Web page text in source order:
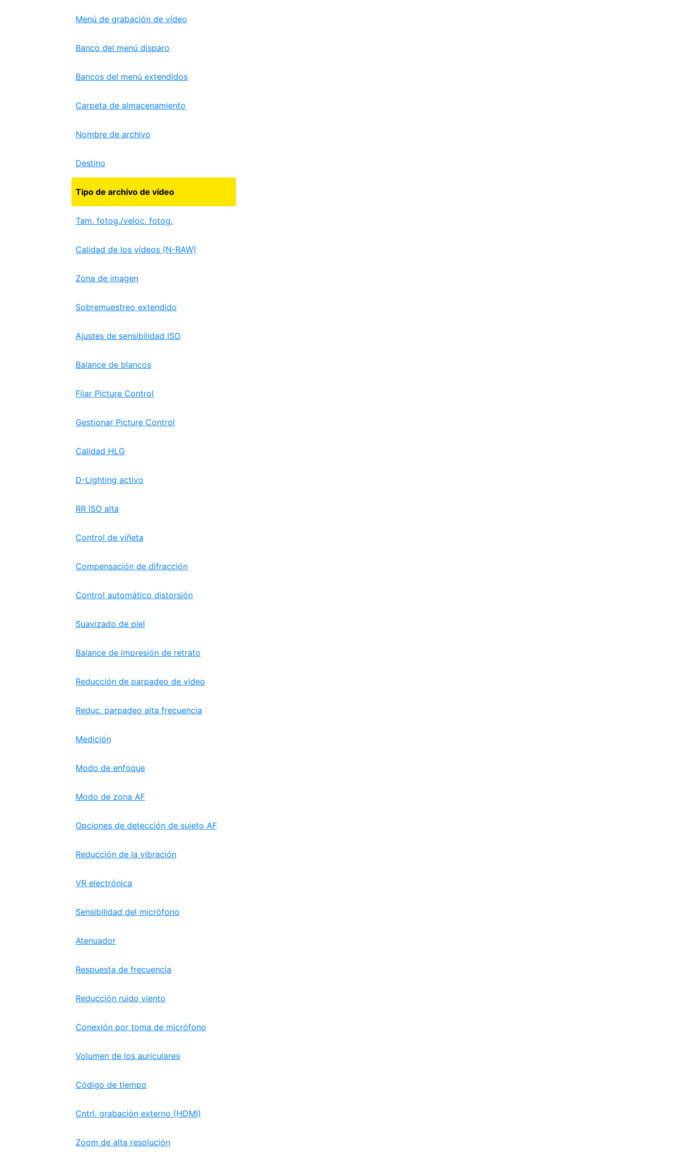
Menú de grabación de vídeo
Banco del menú disparo
Bancos del menú extendidos
Carpeta de almacenamiento
Nombre de archivo
Destino
Tipo de archivo de vídeo
Tam. fotog./veloc. fotog.
Calidad de los vídeos (N-RAW)
Zona de imagen
Sobremuestreo extendido
Ajustes de sensibilidad ISO
Balance de blancos
Fijar Picture Control
Gestionar Picture Control
Calidad HLG
D-Lighting activo
RR ISO alta
Control de viñeta
Compensación de difracción
Control automático distorsión
Suavizado de piel
Balance de impresión de retrato
Reducción de parpadeo de vídeo
Reduc. parpadeo alta frecuencia
Medición
Modo de enfoque
Modo de zona AF
Opciones de detección de sujeto AF
Reducción de la vibración
VR electrónica
Sensibilidad del micrófono
Atenuador
Respuesta de frecuencia
Reducción ruido viento
Conexión por toma de micrófono
Volumen de los auriculares
Código de tiempo
Cntrl. grabación externo (HDMI)
Zoom de alta resolución